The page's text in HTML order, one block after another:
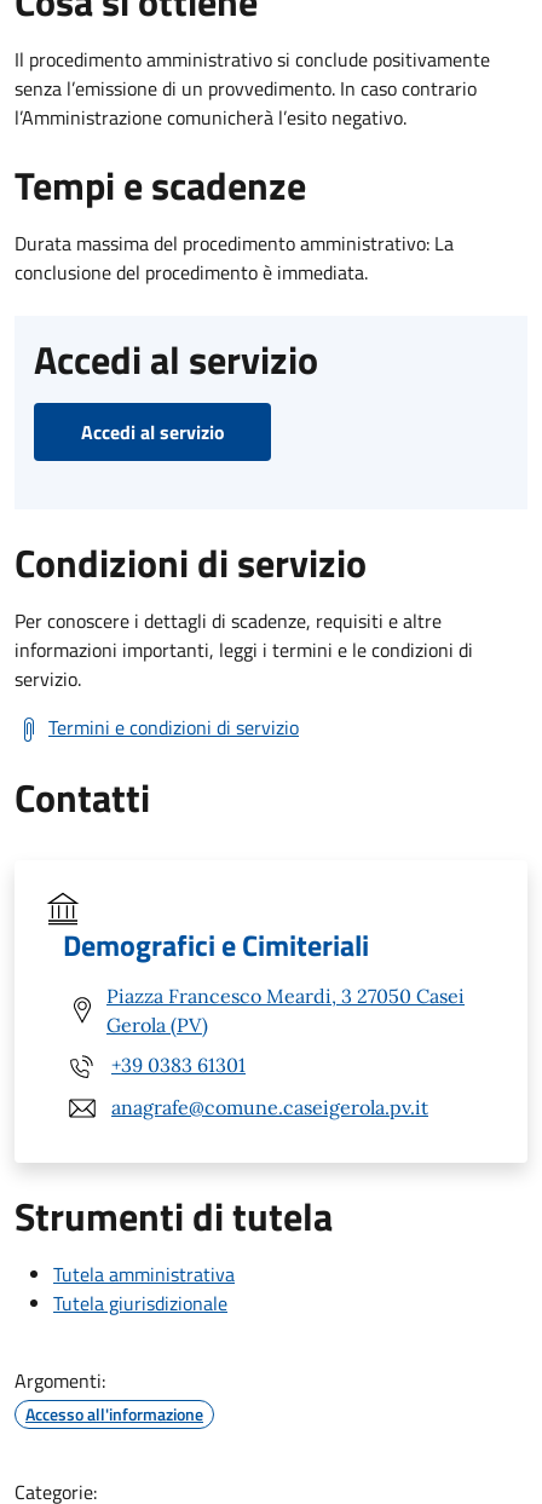
Il procedimento amministrativo si conclude positivamente
senza l’emissione di un provvedimento. In caso contrario
l’Amministrazione comunicherà l’esito negativo.
Tempi e scadenze
Durata massima del procedimento amministrativo: La
conclusione del procedimento è immediata.
Accedi al servizio
Accedi al servizio
Condizioni di servizio
Per conoscere i dettagli di scadenze, requisiti e altre
informazioni importanti, leggi i termini e le condizioni di
servizio.
Termini e condizioni di servizio
Contatti
Demografici e Cimiteriali
Piazza Francesco Meardi, 3 27050 Casei
Gerola (PV)
+39 0383 61301
anagrafe@comune.caseigerola.pv.it
Strumenti di tutela
Tutela amministrativa
Tutela giurisdizionale
Argomenti:
Accesso all'informazione
Categorie: